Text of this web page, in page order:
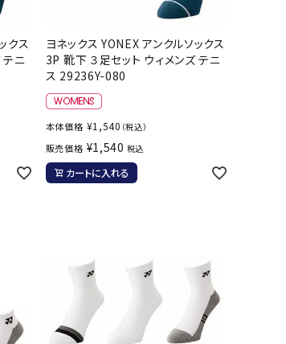
メンズアウトドアウェア
ウィメンズアウトドアウェア
キッズ・ベビーアウトドアウェア
アウトドアシューズ
帽子
ソックス
バッグ
Speedo SSK
Super
Tasmania
Tecnifibre
THE NORTH
ARMOUR
VIEW
クス
テニ
ヨネックス YONEX アンクルソックス
3P 靴下 ３足セット ウィメンズ テニ
ス 29236Y-080
本体価格 ¥1,540 （税込）
販売価格 ¥1,540 税込
カートに入れる